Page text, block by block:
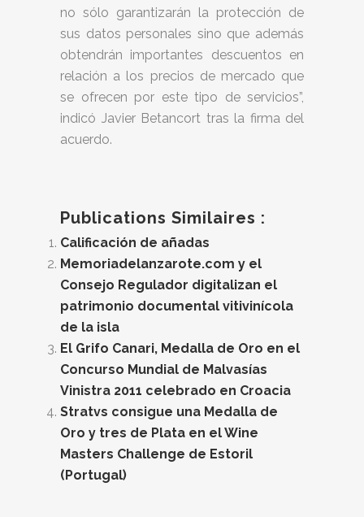
no sólo garantizarán la protección de
sus datos personales sino que además
obtendrán importantes descuentos en
relación a los precios de mercado que
se ofrecen por este tipo de servicios”,
indicó Javier Betancort tras la firma del
acuerdo.
Publications Similaires :
Calificación de añadas
Memoriadelanzarote.com y el
Consejo Regulador digitalizan el
patrimonio documental vitivinícola
de la isla
El Grifo Canari, Medalla de Oro en el
Concurso Mundial de Malvasías
Vinistra 2011 celebrado en Croacia
Stratvs consigue una Medalla de
Oro y tres de Plata en el Wine
Masters Challenge de Estoril
(Portugal)